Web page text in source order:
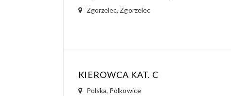
Zgorzelec, Zgorzelec
KIEROWCA KAT. C
Polska, Polkowice